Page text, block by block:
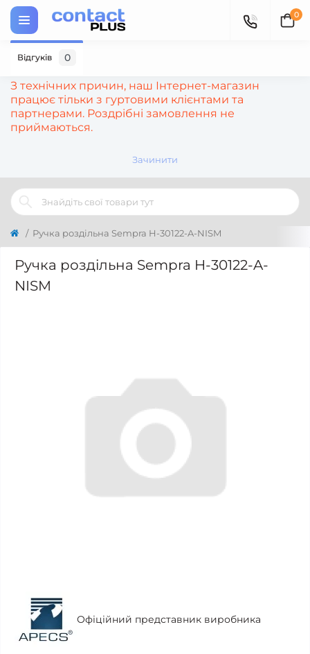
З технічних причин, наш Інтернет-магазин
працює тільки з гуртовими клієнтами та
партнерами. Роздрібні замовлення не
приймаються.
Зачинити
0
Ручка роздільна Sempra H-30122-A-NISM
Ручка роздільна Sempra H-30122-A-
NISM
Офіційний представник виробника
Відгуків 0